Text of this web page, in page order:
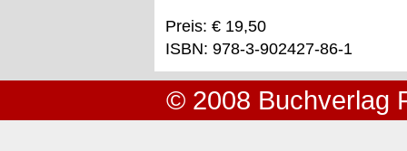
Preis: € 19,50
ISBN: 978-3-902427-86-1
© 2008 Buchverlag